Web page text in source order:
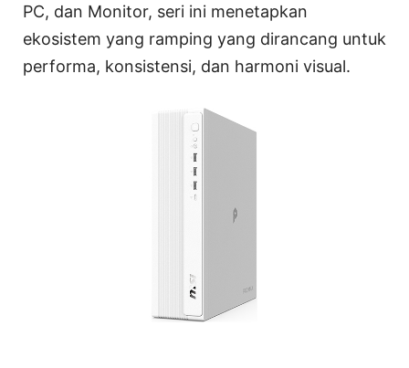
PC, dan Monitor, seri ini menetapkan
ekosistem yang ramping yang dirancang untuk
performa, konsistensi, dan harmoni visual.